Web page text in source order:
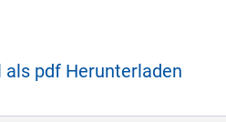
als pdf Herunterladen